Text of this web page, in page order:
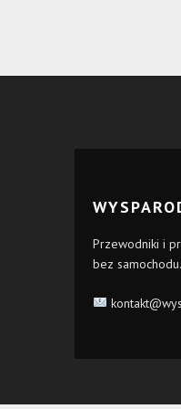
Przewodniki i
bez samochodu.